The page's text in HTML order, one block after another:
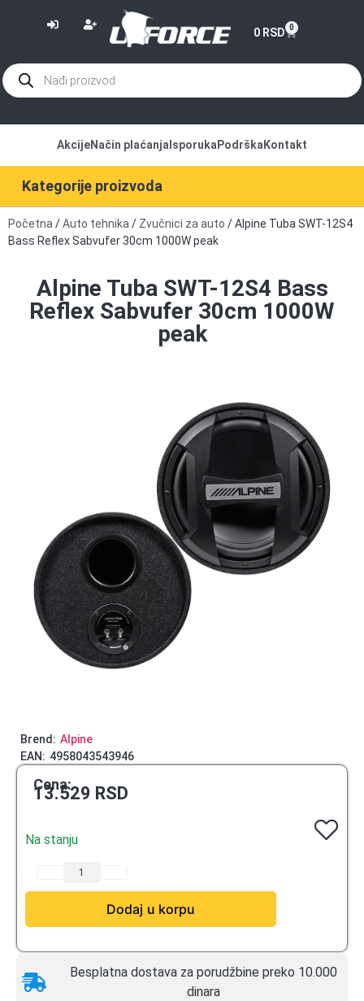
0 RSD 0
Kategorije proizvoda
AkcijeNačin plaćanja Isporuka Podrška Kontakt
Početna /Auto tehnika / Zvučnici za auto / Alpine Tuba SWT-12S4
Bass Reflex Sabvufer 30cm 1000W peak
Alpine Tuba SWT-12S4 Bass
Reflex Sabvufer 30cm 1000W
peak
Brend: Alpine
EAN: 4958043543946
Cena:
13.529 RSD
Na stanju
Dodaj u korpu
Besplatna dostava za porudžbine preko 10.000
dinara